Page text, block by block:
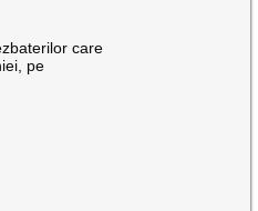
care
pe